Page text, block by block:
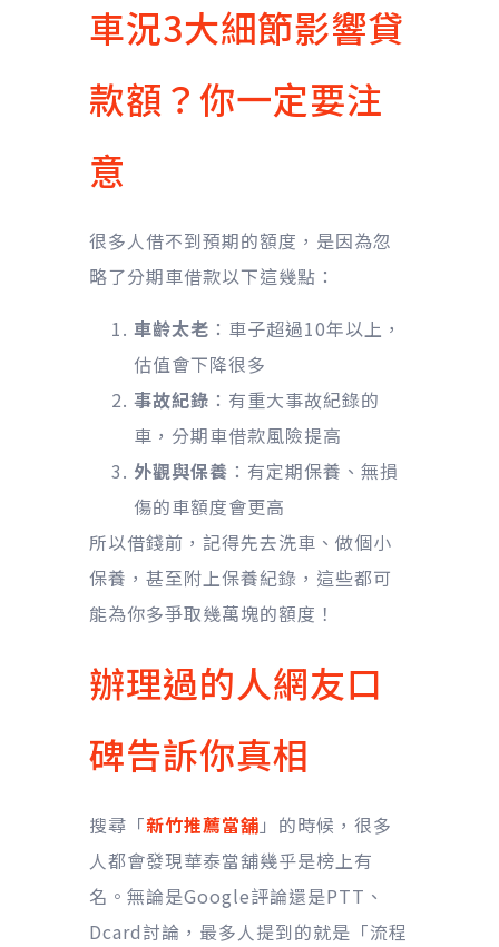
車況3大細節影響貸
款額？你一定要注
意
很多人借不到預期的額度，是因為忽
略了分期車借款以下這幾點：
車齡太老 ：車子超過10年以上，
估值會下降很多
事故紀錄 ：有重大事故紀錄的
車，分期車借款風險提高
外觀與保養 ：有定期保養、無損
傷的車額度會更高
所以借錢前，記得先去洗車、做個小
保養，甚至附上保養紀錄，這些都可
能為你多爭取幾萬塊的額度！
辦理過的人網友口
碑告訴你真相
搜尋「新竹推薦當舖 」的時候，很多
人都會發現華泰當舖幾乎是榜上有
名。無論是Google評論還是PTT、
Dcard討論，最多人提到的就是「流程